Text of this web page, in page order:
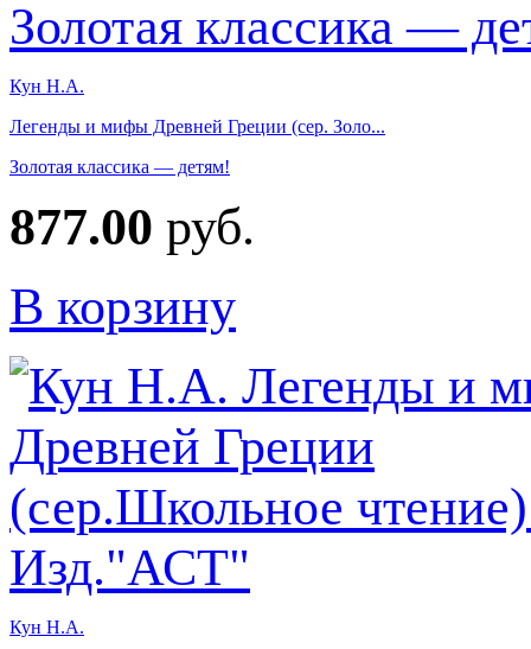
Кун Н.А.
Легенды и мифы Древней Греции (сер. Золо...
Золотая классика — детям!
877.00 руб.
В корзину
Кун Н.А.